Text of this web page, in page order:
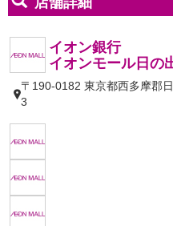
円預金TOP
定期預金
積立式定期預金
外貨預金 TOP
外貨普通預金